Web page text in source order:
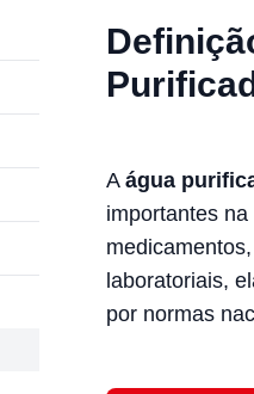
A água
importantes
laboratoriais,
por normas